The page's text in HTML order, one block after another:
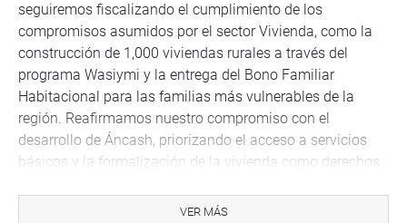
seguiremos fiscalizando el cumplimiento de los
compromisos asumidos por el sector Vivienda, como la
construcción de 1,000 viviendas rurales a través del
programa Wasiymi y la entrega del Bono Familiar
Habitacional para las familias más vulnerables de la
región. Reafirmamos nuestro compromiso con el
desarrollo de Áncash, priorizando el acceso a servicios
básicos y la formalización de la vivienda como derechos
VER MÁS